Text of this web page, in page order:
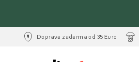
Doprava zadarma od 35 Euro